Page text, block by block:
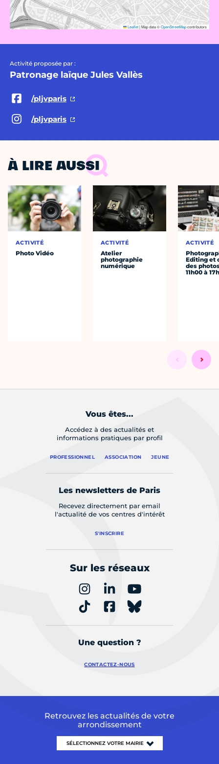
Leaflet|Map data ©OpenStreetMapcontributors
Activité proposée par :
Patronage laïque Jules Vallès
/pljvparis
/pljvparis
À LIRE AUSSI
ACTIVITÉ
Photo Vidéo
ACTIVITÉ
Atelier
photographie
numérique
ACTIVITÉ
Editing et
des
11h00 à
Vous êtes...
Accédez à des actualités et
informations pratiques par profil
PROFESSIONNEL ASSOCIATION JEUNE
Les newsletters de Paris
Recevez directement par email
l'actualité de vos centres d'intérêt
S'INSCRIRE
Sur les réseaux
Une question ?
CONTACTEZ-NOUS
Retrouvez les actualités de votre
arrondissement